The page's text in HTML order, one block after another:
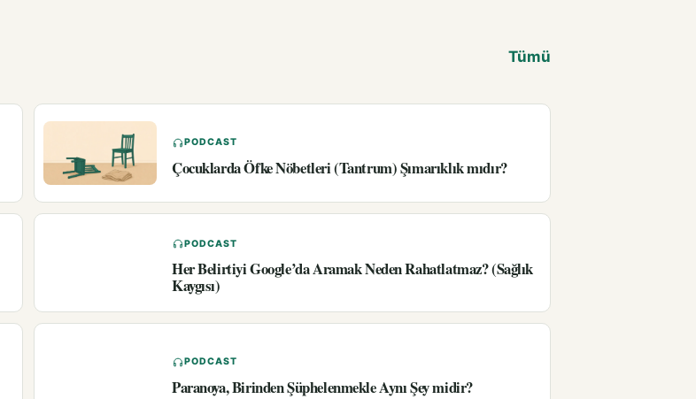
Tümü
PODCAST
Çocuklarda Öfke Nöbetleri (Tantrum) Şımarıklık mıdır?
PODCAST
Her Belirtiyi Google’da Aramak Neden Rahatlatmaz? (Sağlık
Kaygısı)
PODCAST
Paranoya, Birinden Şüphelenmekle Aynı Şey midir?